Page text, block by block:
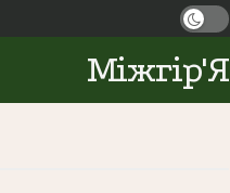
Міжгір'Я